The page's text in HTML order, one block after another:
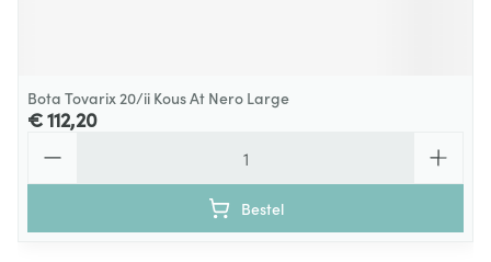
Bota Tovarix 20/ii Kous At Nero Large
€ 112,20
Bestel